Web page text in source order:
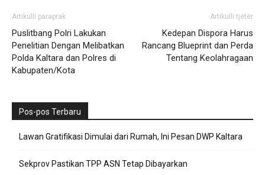
Artikulli paraprak
Puslitbang Polri Lakukan
Penelitian Dengan Melibatkan
Polda Kaltara dan Polres di
Kabupaten/Kota
Artikulli tjetër
Kedepan Dispora Harus
Rancang Blueprint dan Perda
Tentang Keolahragaan
Pos-pos Terbaru
Lawan Gratifikasi Dimulai dari Rumah, Ini Pesan DWP Kaltara
Sekprov Pastikan TPP ASN Tetap Dibayarkan